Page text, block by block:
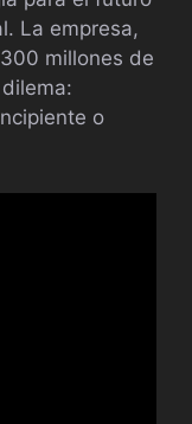
La empresa,
millones de
o